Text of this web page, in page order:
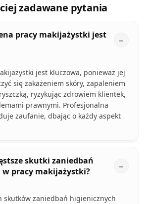
zadawane pytania
pracy makijażystki jest
jest kluczowa, ponieważ jej
się zakażeniem skóry, zapaleniem
ryzykując zdrowiem klientek,
prawnymi. Profesjonalna
zaufanie, dbając o każdy aspekt
skutki zaniedbań
pracy makijażystki?
skutków zaniedbań higienicznych